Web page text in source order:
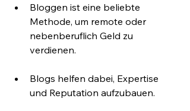
Bloggen ist eine beliebte
Methode, um remote oder
nebenberuflich Geld zu
verdienen.
Blogs helfen dabei, Expertise
und Reputation aufzubauen.